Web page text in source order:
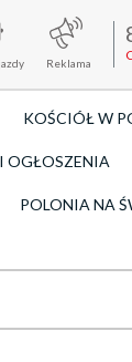
Reklama
KOŚCIÓŁ W
OGŁOSZENIA
POLONIA NA